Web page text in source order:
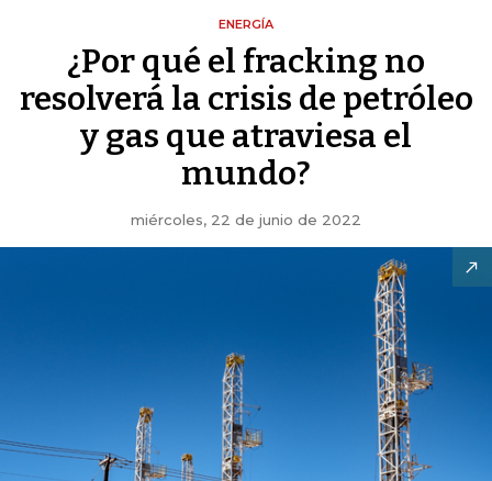
ENERGÍA
¿Por qué el fracking no
resolverá la crisis de petróleo
y gas que atraviesa el
mundo?
miércoles, 22 de junio de 2022